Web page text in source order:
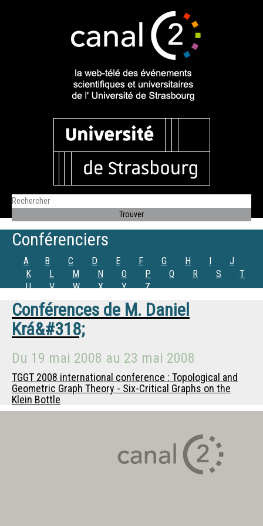
Conférenciers
A B C D E F G H I
J
K
L M N O P Q R S
T
U
V W X Y Z
Conférences de M. Daniel
Krá&#318;
Du 19 mai 2008 au 23 mai 2008
TGGT 2008 international conference : Topological and
Geometric Graph Theory - Six-Critical Graphs on the
Klein Bottle